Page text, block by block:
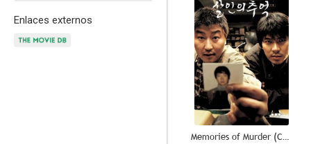
Enlaces externos
Memories of Murder (Crónica de un asesino en serie)